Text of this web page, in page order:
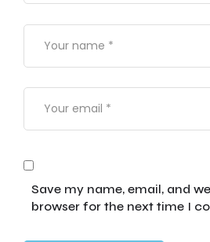
Save my name, email, and
browser for the next time I